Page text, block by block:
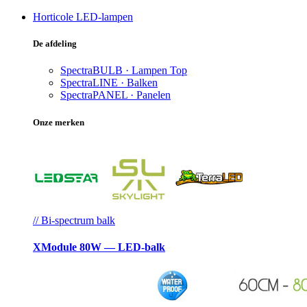
Horticole LED-lampen
De afdeling
SpectraBULB · Lampen Top
SpectraLINE · Balken
SpectraPANEL · Panelen
Onze merken
// Bi-spectrum balk
XModule 80W — LED-balk